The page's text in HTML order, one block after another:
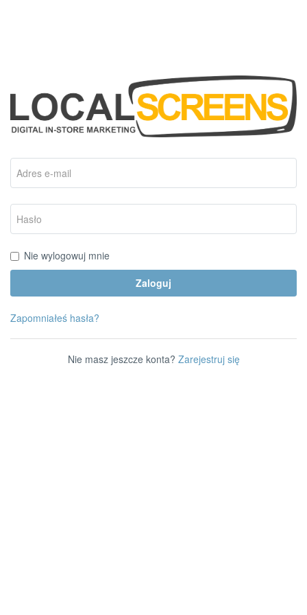
Nie wylogowuj mnie
Zapomniałeś hasła?
Nie masz jeszcze konta? Zarejestruj się